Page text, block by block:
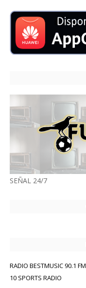
SEÑAL 24/7
RADIO BESTMUSIC 90.1 FM
10 SPORTS RADIO